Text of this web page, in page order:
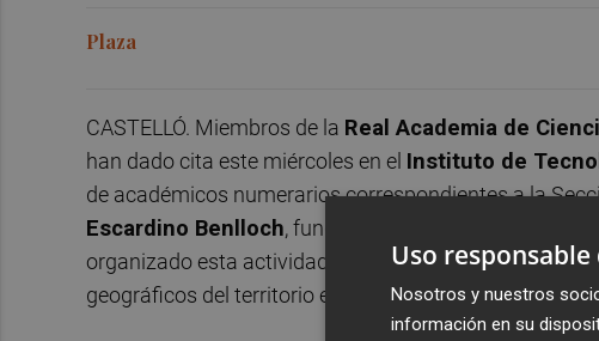
Plaza
CASTELLÓ. Miembros de la Real Academia de
han dado cita este miércoles en el Instituto de
de académicos numerarios correspondientes a la
Escardino Benlloch, fundador de este Instituto y
organizado esta actividad, ha dado la bienvenida al
geográficos del territorio estatal.
Uso responsable
Nosotros y nuestros
información en su